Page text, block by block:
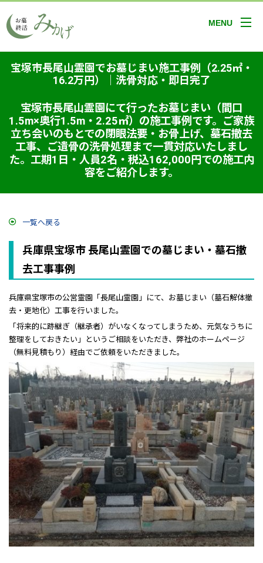
MENU
宝塚市長尾山霊園でお墓じまい施工事例（2.25㎡・
16.2万円）｜洗骨対応・即日完了
宝塚市長尾山霊園にて行ったお墓じまい（間口
1.5m×奥行1.5m・2.25㎡）の施工事例です。ご家族
立ち会いのもとでの閉眼法要・お骨上げ、墓石撤去
工事、ご遺骨の洗骨処理まで一貫対応いたしまし
た。工期1日・人員2名・税込162,000円での施工内
容をご紹介します。
一覧へ戻る
兵庫県宝塚市 長尾山霊園での墓じまい・墓石撤
去工事事例
兵庫県宝塚市の公営霊園「長尾山霊園」にて、お墓じまい（墓石解体撤
去・更地化）工事を行いました。
「将来的に跡継ぎ（継承者）がいなくなってしまうため、元気なうちに
整理をしておきたい」というご相談をいただき、弊社のホームページ
（無料見積もり）経由でご依頼をいただきました。